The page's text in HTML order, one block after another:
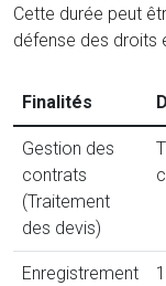
Cette durée peut
défense des droits
Finalités
Gestion des
contrats
(Traitement
des devis)
Enregistrement